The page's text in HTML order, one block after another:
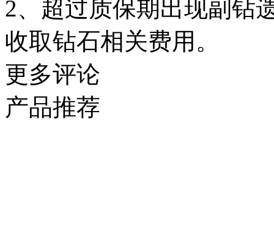
2、超过质保期出现副钻
收取钻石相关费用。
更多评论
产品推荐